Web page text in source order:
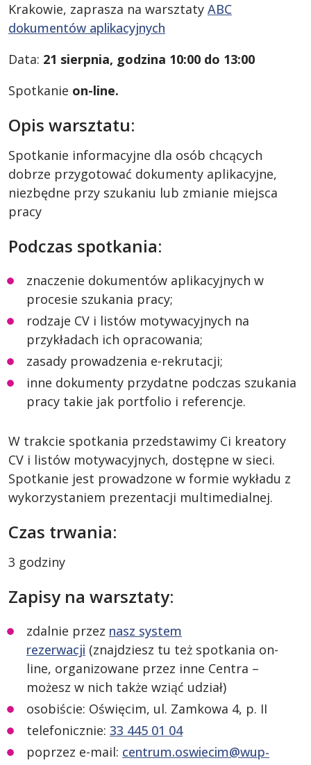
Krakowie, zaprasza na warsztaty ABC
dokumentów aplikacyjnych
Data: 21 sierpnia, godzina 10:00 do 13:00
Spotkanie on-line.
Opis warsztatu:
Spotkanie informacyjne dla osób chcących
dobrze przygotować dokumenty aplikacyjne,
niezbędne przy szukaniu lub zmianie miejsca
pracy
Podczas spotkania:
znaczenie dokumentów aplikacyjnych w
procesie szukania pracy;
rodzaje CV i listów motywacyjnych na
przykładach ich opracowania;
zasady prowadzenia e-rekrutacji;
inne dokumenty przydatne podczas szukania
pracy takie jak portfolio i referencje.
W trakcie spotkania przedstawimy Ci kreatory
CV i listów motywacyjnych, dostępne w sieci.
Spotkanie jest prowadzone w formie wykładu z
wykorzystaniem prezentacji multimedialnej.
Czas trwania:
3 godziny
Zapisy na warsztaty:
zdalnie przez nasz system
rezerwacji (znajdziesz tu też spotkania on-
line, organizowane przez inne Centra –
możesz w nich także wziąć udział)
osobiście: Oświęcim, ul. Zamkowa 4, p. II
telefonicznie: 33 445 01 04
poprzez e-mail: centrum.oswiecim@wup-